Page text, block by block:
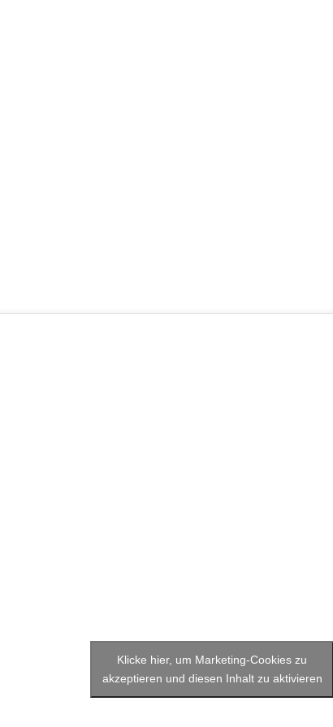
Klicke hier, um Marketing-Cookies zu
akzeptieren und diesen Inhalt zu aktivieren